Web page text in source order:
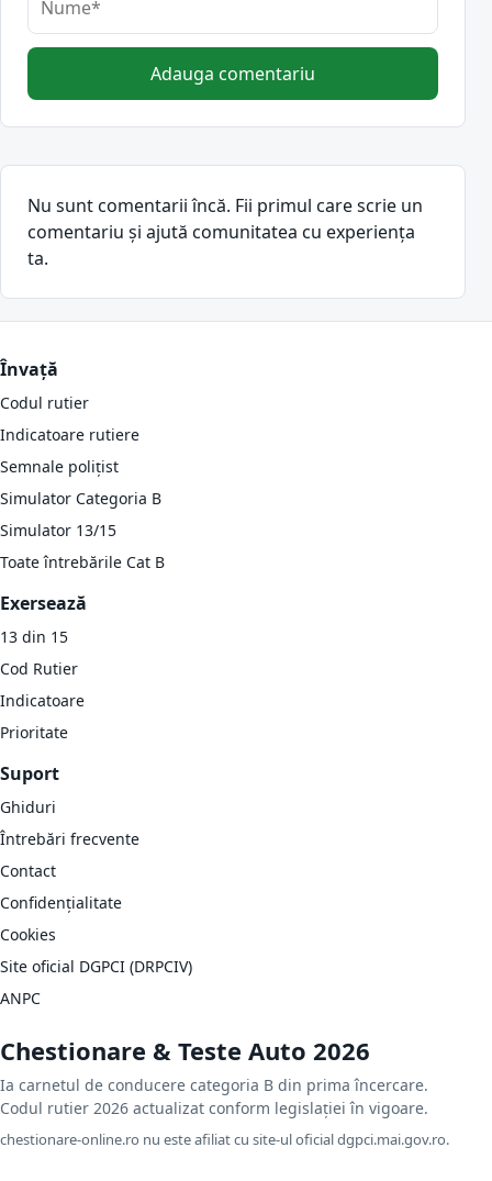
Adauga comentariu
Nu sunt comentarii încă. Fii primul care scrie un
comentariu și ajută comunitatea cu experiența
ta.
Învață
Codul rutier
Indicatoare rutiere
Semnale polițist
Simulator Categoria B
Simulator 13/15
Toate întrebările Cat B
Exersează
13 din 15
Cod Rutier
Indicatoare
Prioritate
Suport
Ghiduri
Întrebări frecvente
Contact
Confidențialitate
Cookies
Site oficial DGPCI (DRPCIV)
ANPC
Chestionare & Teste Auto 2026
Ia carnetul de conducere categoria B din prima încercare.
Codul rutier 2026 actualizat conform legislației în vigoare.
chestionare-online.ro nu este afiliat cu site-ul oficial dgpci.mai.gov.ro.